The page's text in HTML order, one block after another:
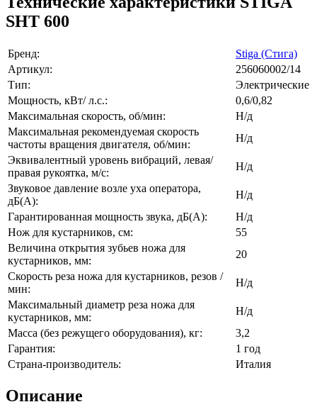
SHT 600
Бренд:
Stiga (Стига)
Артикул:
256060002/14
Тип:
Электрические
Мощность, кВт/ л.с.:
0,6/0,82
Максимальная скорость, об/мин:
Н/д
Максимальная рекомендуемая скорость
частоты вращения двигателя, об/мин:
Н/д
Эквивалентный уровень вибраций, левая/
правая рукоятка, м/с:
Н/д
Звуковое давление возле уха оператора,
дБ(А):
Н/д
Гарантированная мощность звука, дБ(А):
Н/д
Нож для кустарников, см:
55
Величина открытия зубьев ножа для
кустарников, мм:
20
Скорость реза ножа для кустарников, резов /
мин:
Н/д
Максимальный диаметр реза ножа для
кустарников, мм:
Н/д
Масса (без режущего оборудования), кг:
3,2
Гарантия:
1 год
Страна-производитель:
Италия
Описание